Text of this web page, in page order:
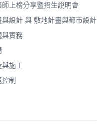
師上榜分享暨招生說明會
與設計 與 敷地計畫與都市設計
與實務
與施工
控制